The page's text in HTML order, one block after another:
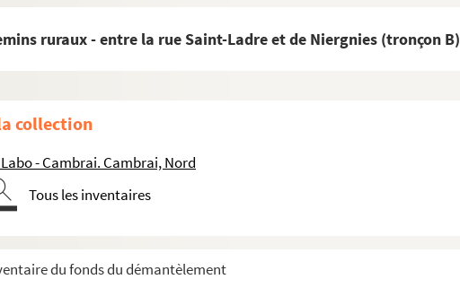
ruraux - entre la rue Saint-Ladre et de Niergnies (tronçon B)
collection
Labo - Cambrai. Cambrai, Nord
Tous les inventaires
du fonds du démantèlement